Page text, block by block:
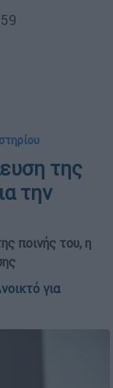
της
την
ποινής του, η
για